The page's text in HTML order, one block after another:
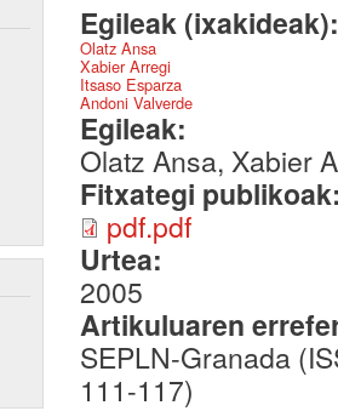
Egileak
Olatz Ansa
Xabier Arregi
Itsaso Esparza
Andoni Valverde
Egileak:
Olatz Ansa, Xabier
Fitxategi
pdf.pdf
Urtea:
2005
Artikuluaren
SEPLN-Granada
111-117)